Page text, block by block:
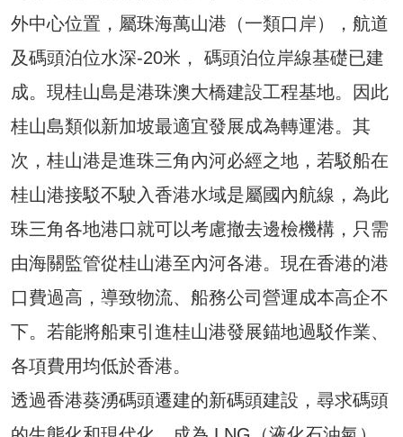
外中心位置，屬珠海萬山港（一類口岸），航道
及碼頭泊位水深-20米， 碼頭泊位岸線基礎已建
成。現桂山島是港珠澳大橋建設工程基地。因此
桂山島類似新加坡最適宜發展成為轉運港。其
次，桂山港是進珠三角內河必經之地，若駁船在
桂山港接駁不駛入香港水域是屬國內航線，為此
珠三角各地港口就可以考慮撤去邊檢機構，只需
由海關監管從桂山港至內河各港。現在香港的港
口費過高，導致物流、船務公司營運成本高企不
下。若能將船東引進桂山港發展錨地過駁作業、
各項費用均低於香港。
透過香港葵湧碼頭遷建的新碼頭建設，尋求碼頭